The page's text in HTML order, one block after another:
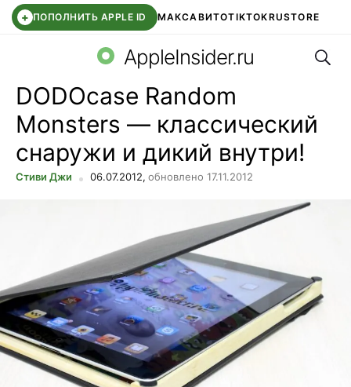
+ ПОПОЛНИТЬ APPLE ID МАКСАВИТОTIKTOKRUSTORE
WB КЛУБIOS 26.6 DDE STORE
AppleInsider.ru
DODOcase Random
Monsters — классический
снаружи и дикий внутри!
Стиви Джи 06.07.2012, обновлено 17.11.2012